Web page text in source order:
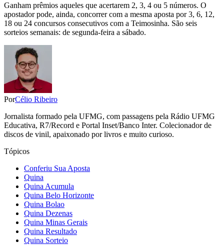
Ganham prêmios aqueles que acertarem 2, 3, 4 ou 5 números. O
apostador pode, ainda, concorrer com a mesma aposta por 3, 6, 12,
18 ou 24 concursos consecutivos com a Teimosinha. São seis
sorteios semanais: de segunda-feira a sábado.
PorCélio Ribeiro
Jornalista formado pela UFMG, com passagens pela Rádio UFMG
Educativa, R7/Record e Portal Inset/Banco Inter. Colecionador de
discos de vinil, apaixonado por livros e muito curioso.
Tópicos
Conferiu Sua Aposta
Quina
Quina Acumula
Quina Belo Horizonte
Quina Bolao
Quina Dezenas
Quina Minas Gerais
Quina Resultado
Quina Sorteio